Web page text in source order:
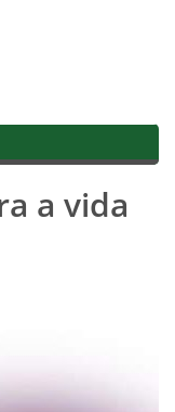
a vida